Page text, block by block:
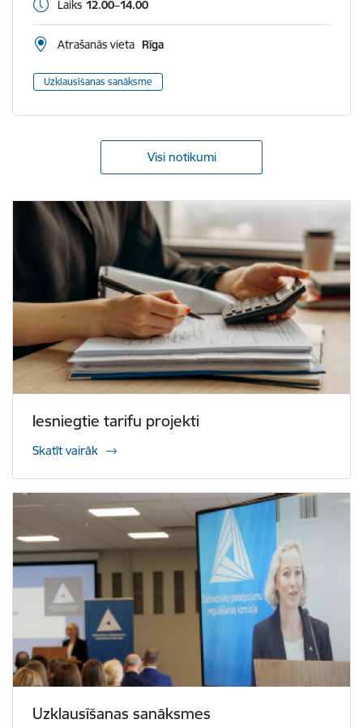
Laiks 12.00–14.00
Atrašanās vieta Rīga
Uzklausīšanas sanāksme
Visi notikumi
Iesniegtie tarifu projekti
Skatīt vairāk
Uzklausīšanas sanāksmes